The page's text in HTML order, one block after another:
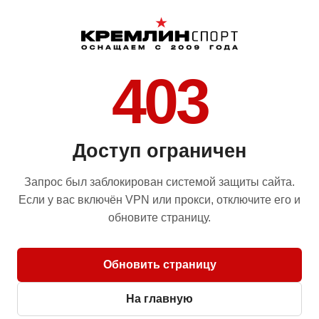
403
Доступ ограничен
Запрос был заблокирован системой защиты сайта.
Если у вас включён VPN или прокси, отключите его и
обновите страницу.
Обновить страницу
На главную